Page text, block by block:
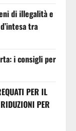
di illegalità e
tra
i consigli per
PER IL
PER